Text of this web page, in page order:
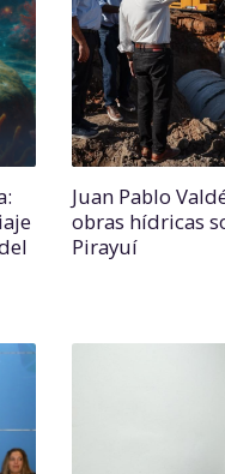
Juan Pablo
obras hídricas
Pirayuí